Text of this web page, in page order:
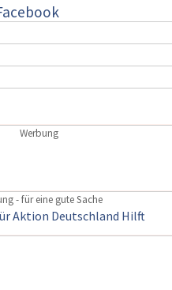
Werbung
- für eine gute Sache